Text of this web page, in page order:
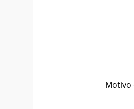
Motivo